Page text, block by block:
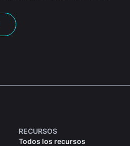
RECURSOS
Todos los recursos